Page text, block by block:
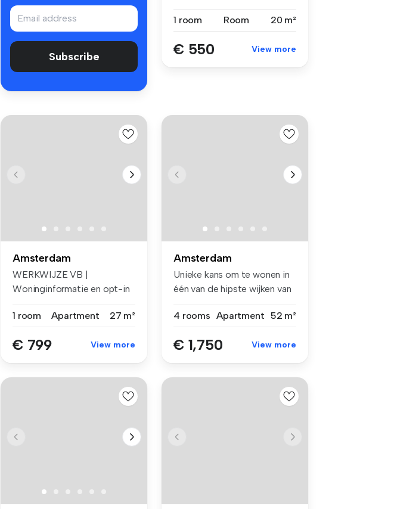
Subscribe
1 room
Room 20 m²
€ 550 View more
Amsterdam
WERKWIJZE VB |
Woninginformatie en opt-in
1 room
Apartment 27 m²
€ 799 View more
Amsterdam
Unieke kans om te wonen in
één van de hipste wijken van
4 rooms Apartment 52 m²
€ 1,750 View more